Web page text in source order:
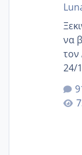
να
τον
24/